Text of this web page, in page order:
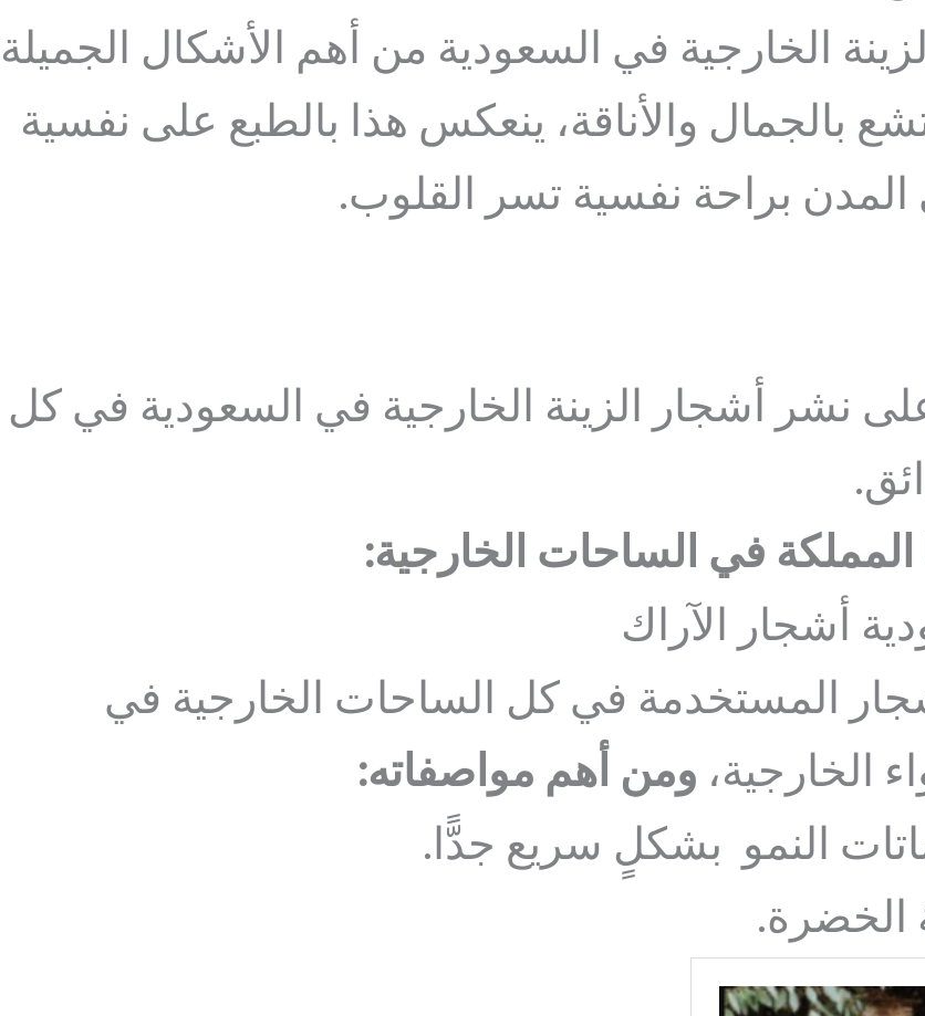
الخارجية في السعودية من أهم الأشكال الجميلة
بالجمال والأناقة، ينعكس هذا بالطبع على نفسية
المدن براحة نفسية تسر القلوب.
نشر أشجار الزينة الخارجية في السعودية في كل
المملكة في الساحات الخارجية:
أشجار الآراك
المستخدمة في كل الساحات الخارجية في
الخارجية، ومن أهم مواصفاته:
النمو بشكلٍ سريع جدًّا.
الخضرة.